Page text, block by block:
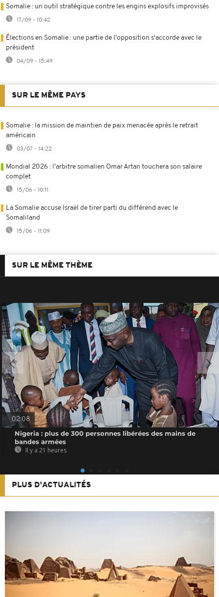
Somalie : un outil stratégique contre les engins explosifs improvisés
17/09 - 10:42
Élections en Somalie : une partie de l'opposition s'accorde avec le
président
04/09 - 15:49
SUR LE MÊME PAYS
Somalie : la mission de maintien de paix menacée après le retrait
américain
03/07 - 14:22
Mondial 2026 : l'arbitre somalien Omar Artan touchera son salaire
complet
15/06 - 10:11
La Somalie accuse Israël de tirer parti du différend avec le
Somaliland
15/06 - 11:09
SUR LE MÊME THÈME
02:08
Nigeria : plus de 300 personnes libérées des mains de
bandes armées
Il y a 21 heures
PLUS D'ACTUALITÉS